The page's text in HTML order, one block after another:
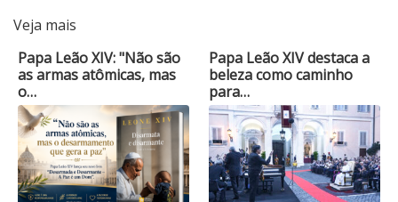
Veja mais
Papa Leão XIV: "Não são
as armas atômicas, mas
o…
Papa Leão XIV destaca a
beleza como caminho
para…